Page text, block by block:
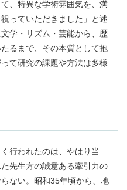
、特異な学術雰囲気を、満
っていただきました」と述
学・リズム・芸能から、歴
るまで、その本質として抱
て研究の課題や方法は多様
行われたのは、やはり当
先生方の誠意ある牽引力の
ない。昭和35年頃から、地